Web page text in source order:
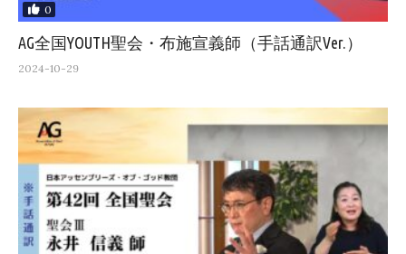
0
AG全国YOUTH聖会・布施宣義師（手話通訳Ver.）
2024-10-29